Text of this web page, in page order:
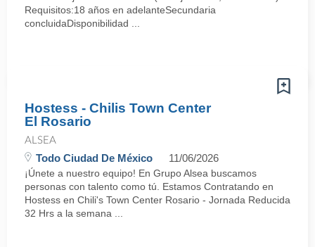
Requisitos:18 años en adelanteSecundaria
concluidaDisponibilidad ...
Hostess - Chilis Town Center
El Rosario
ALSEA
Todo Ciudad De México 11/06/2026
¡Únete a nuestro equipo! En Grupo Alsea buscamos
personas con talento como tú. Estamos Contratando en
Hostess en Chili's Town Center Rosario - Jornada Reducida
32 Hrs a la semana ...